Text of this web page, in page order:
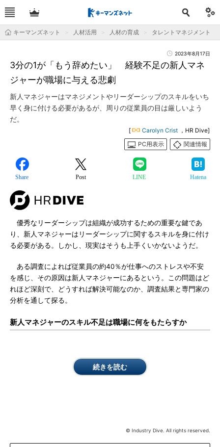
キーマンズネット 人材活用 人材の育成 タレントマネジメント
2023年8月17日
3分の1が「もう辞めたい」 経験不足の新人マネ
ジャーが職場に与える悲劇
新人マネジャーはマネジメントやリーダーシップのスキルをいち
早く身に付ける必要があるが、周りの従業員の目は厳しいよう
だ。
[ Carolyn Crist ，HR Dive]
PC用表示
関連情報
Share Post LINE Hatena
優秀なリーダーシップは組織が成功するための重要な鍵であ
り、新人マネジャーはリーダーシップに関するスキルを身に付け
る必要がある。しかし、現実はそうも上手くいかないようだ。
ある調査によれば従業員の約40％が仕事へのストレスや不安
を感じ、その原因は新人マネジャーにあるという。この問題はど
れほど深刻で、どうすれば解決可能なのか、調査結果と専門家の
分析を通して探る。
新人マネジャーのスキル不足は職場に何をもたらすか
続きを読む
© Industry Dive. All rights reserved.